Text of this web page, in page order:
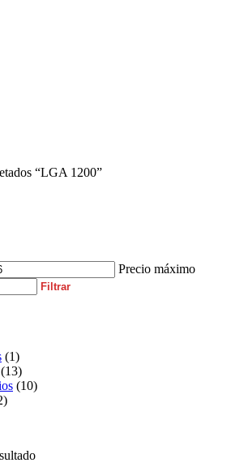
“LGA 1200”
Precio máximo
Filtrar
(1)
(13)
(10)